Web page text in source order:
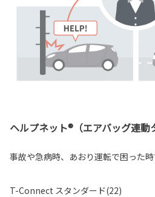
ヘルプネット®（エアバッグ連動
事故や急病時、あおり運転で困った時
T-Connect スタンダード(22)